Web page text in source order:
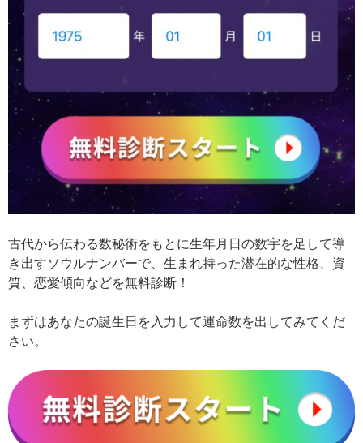
古代から伝わる数秘術をもとに生年月日の数宇を足して導
き出すソウルナンバーで、生まれ持った潜在的な性格、資
質、恋愛傾向などを無料診断！
まずはあなたの誕生日を入力して運命数を出してみてくだ
さい。